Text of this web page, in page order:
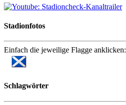
Stadionfotos
Einfach die jeweilige Flagge anklicken:
Schlagwörter